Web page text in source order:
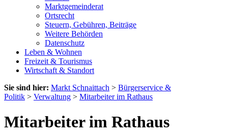
Marktgemeinderat
Ortsrecht
Steuern, Gebühren, Beiträge
Weitere Behörden
Datenschutz
Leben & Wohnen
Freizeit & Tourismus
Wirtschaft & Standort
Sie sind hier: Markt Schnaittach > Bürgerservice &
Politik > Verwaltung > Mitarbeiter im Rathaus
Mitarbeiter im Rathaus